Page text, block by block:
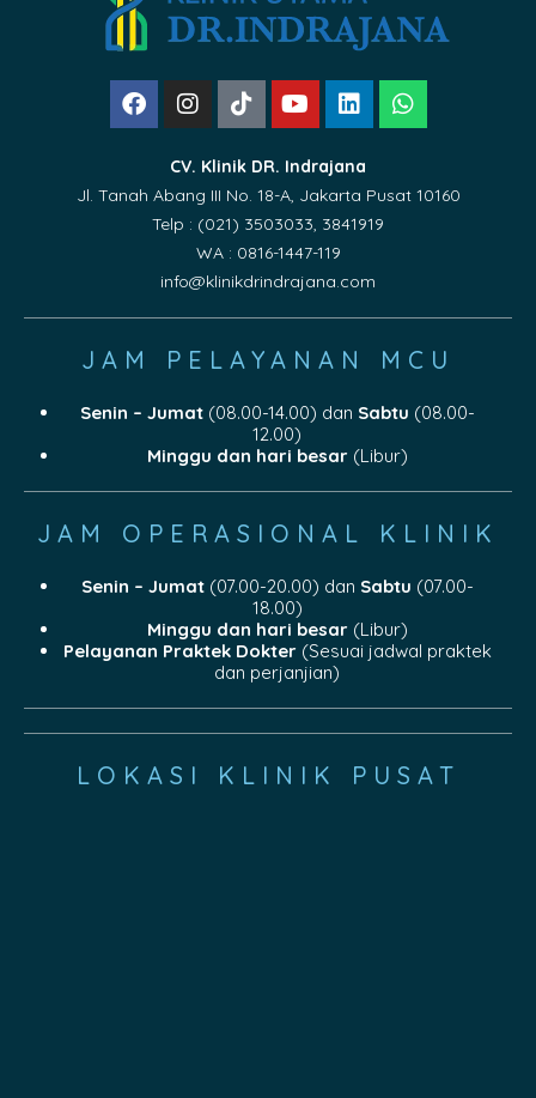
CV. Klinik DR. Indrajana
Jl. Tanah Abang III No. 18-A, Jakarta Pusat 10160
Telp : (021) 3503033, 3841919
WA : 0816-1447-119
info@klinikdrindrajana.com
JAM PELAYANAN MCU
Senin – Jumat(08.00-14.00) dan Sabtu (08.00-
12.00)
Minggu dan hari besar(Libur)
JAM OPERASIONAL KLINIK
Senin – Jumat(07.00-20.00) dan Sabtu (07.00-
18.00)
Minggu dan hari besar(Libur)
Pelayanan Praktek Dokter(Sesuai jadwal praktek
dan perjanjian)
LOKASI KLINIK PUSAT